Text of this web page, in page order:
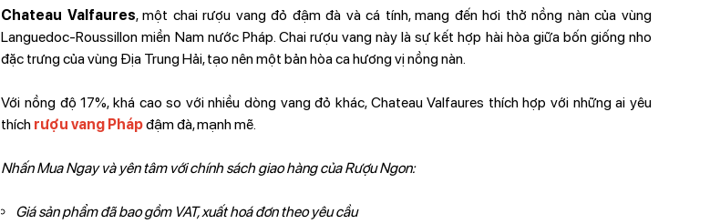
Chateau Valfaures, một chai rượu vang đỏ đậm đà và cá tính, mang đến hơi thở nồng nàn của vùng
Languedoc-Roussillon miền Nam nước Pháp. Chai rượu vang này là sự kết hợp hài hòa giữa bốn giống nho
đặc trưng của vùng Địa Trung Hải, tạo nên một bản hòa ca hương vị nồng nàn.
Với nồng độ 17%, khá cao so với nhiều dòng vang đỏ khác, Chateau Valfaures thích hợp với những ai yêu
thích rượu vang Phápđậm đà, mạnh mẽ.
Nhấn Mua Ngay và yên tâm với chính sách giao hàng của Rượu Ngon:
Giá sản phẩm đã bao gồm VAT, xuất hoá đơn theo yêu cầu